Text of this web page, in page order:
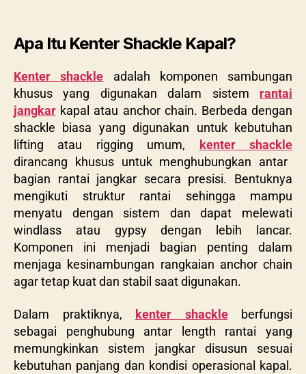
Apa Itu Kenter Shackle Kapal?
Kenter shackle adalah komponen sambungan
khusus yang digunakan dalam sistem rantai
jangkar kapal atau anchor chain. Berbeda dengan
shackle biasa yang digunakan untuk kebutuhan
lifting atau rigging umum,
kenter shackle
dirancang khusus untuk menghubungkan antar
bagian rantai jangkar secara presisi. Bentuknya
mengikuti struktur rantai sehingga mampu
menyatu dengan sistem dan dapat melewati
windlass atau gypsy dengan lebih lancar.
Komponen ini menjadi bagian penting dalam
menjaga kesinambungan rangkaian anchor chain
agar tetap kuat dan stabil saat digunakan.
Dalam praktiknya, kenter shackleberfungsi
sebagai penghubung antar length rantai yang
memungkinkan sistem jangkar disusun sesuai
kebutuhan panjang dan kondisi operasional kapal.